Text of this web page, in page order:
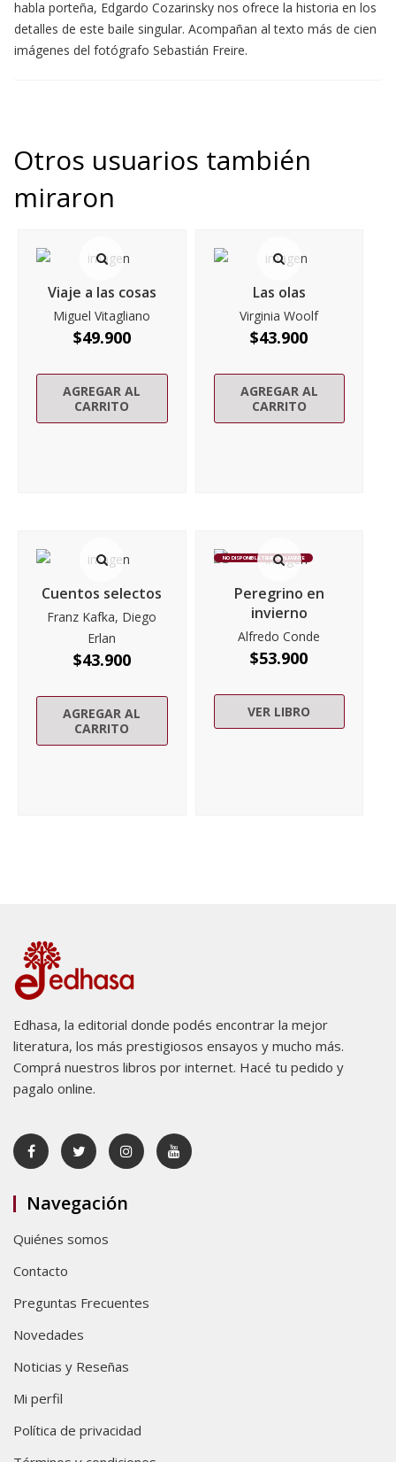
habla porteña, Edgardo Cozarinsky nos ofrece la historia en los
detalles de este baile singular. Acompañan al texto más de cien
imágenes del fotógrafo Sebastián Freire.
Otros usuarios también
miraron
Viaje a las cosas
Miguel Vitagliano
$49.900
AGREGAR AL
CARRITO
Las olas
Virginia Woolf
$43.900
AGREGAR AL
CARRITO
Cuentos selectos
Franz Kafka, Diego
Erlan
$43.900
AGREGAR AL
CARRITO
NO DISPONIBLE TEMPORALMENTE
Peregrino en
invierno
Alfredo Conde
$53.900
VER LIBRO
Edhasa, la editorial donde podés encontrar la mejor
literatura, los más prestigiosos ensayos y mucho más.
Comprá nuestros libros por internet. Hacé tu pedido y
pagalo online.
Navegación
Quiénes somos
Contacto
Preguntas Frecuentes
Novedades
Noticias y Reseñas
Mi perfil
Política de privacidad